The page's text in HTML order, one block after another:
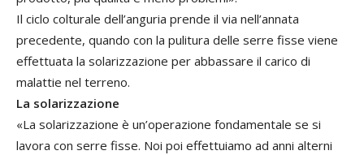
Il ciclo colturale dell’anguria prende il via nell’annata
precedente, quando con la pulitura delle serre fisse viene
effettuata la solarizzazione per abbassare il carico di
malattie nel terreno.
La solarizzazione
«La solarizzazione è un’operazione fondamentale se si
lavora con serre fisse. Noi poi effettuiamo ad anni alterni